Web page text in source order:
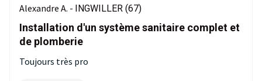
Alexandre A. - INGWILLER (67)
Installation d'un système sanitaire complet et
de plomberie
Toujours très pro